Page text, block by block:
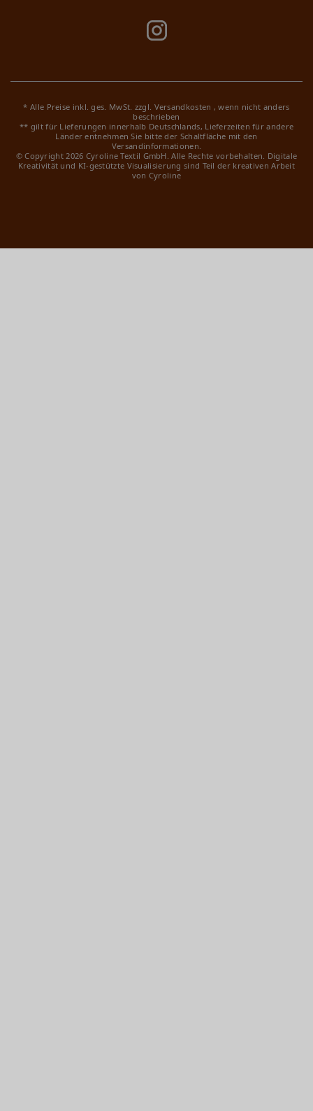
* Alle Preise inkl. ges. MwSt. zzgl. Versandkosten , wenn nicht anders
beschrieben
** gilt für Lieferungen innerhalb Deutschlands, Lieferzeiten für andere
Länder entnehmen Sie bitte der Schaltfläche mit den
Versandinformationen.
© Copyright 2026 Cyroline Textil GmbH. Alle Rechte vorbehalten. Digitale
Kreativität und KI-gestützte Visualisierung sind Teil der kreativen Arbeit
von Cyroline